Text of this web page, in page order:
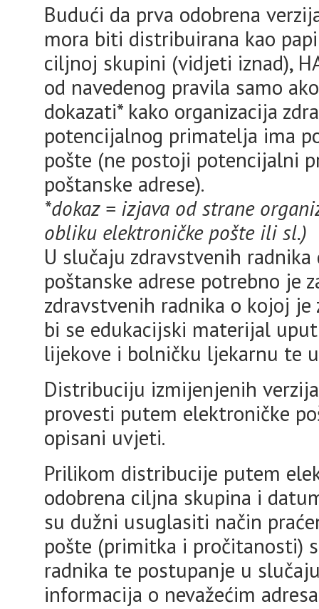
Budući da prva odobrena
mora biti distribuirana kao
ciljnoj skupini (vidjeti iznad),
od navedenog pravila samo
dokazati* kako organizacija
potencijalnog primatelja ima
pošte (ne postoji potencijalni
poštanske adrese).
*dokaz = izjava od strane
obliku elektroničke pošte ili sl.)
U slučaju zdravstvenih
poštanske adrese potrebno je
zdravstvenih radnika o kojoj
bi se edukacijski materijal
lijekove i bolničku ljekarnu te
Distribuciju izmijenjenih
provesti putem elektroničke
opisani uvjeti.
Prilikom distribucije putem
odobrena ciljna skupina i
su dužni usuglasiti način
pošte (primitka i pročitanosti)
radnika te postupanje u
informacija o nevažećim